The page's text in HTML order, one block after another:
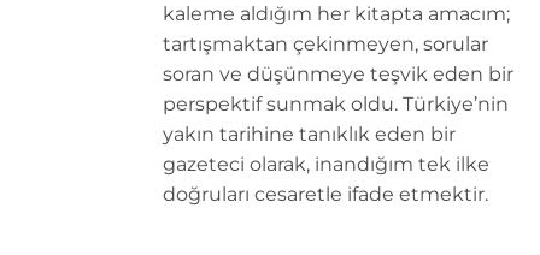
kaleme aldığım her kitapta amacım;
tartışmaktan çekinmeyen, sorular
soran ve düşünmeye teşvik eden bir
perspektif sunmak oldu. Türkiye’nin
yakın tarihine tanıklık eden bir
gazeteci olarak, inandığım tek ilke
doğruları cesaretle ifade etmektir.